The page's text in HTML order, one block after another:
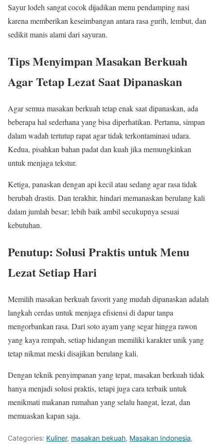
Sayur lodeh sangat cocok dijadikan menu pendamping nasi
karena memberikan keseimbangan antara rasa gurih, lembut, dan
sedikit manis alami dari sayuran.
Tips Menyimpan Masakan Berkuah
Agar Tetap Lezat Saat Dipanaskan
Agar semua masakan berkuah tetap enak saat dipanaskan, ada
beberapa hal sederhana yang bisa diperhatikan. Pertama, simpan
dalam wadah tertutup rapat agar tidak terkontaminasi udara.
Kedua, pisahkan bahan padat dan kuah jika memungkinkan
untuk menjaga tekstur.
Ketiga, panaskan dengan api kecil atau sedang agar rasa tidak
berubah drastis. Dan terakhir, hindari memanaskan berulang kali
dalam jumlah besar; lebih baik ambil secukupnya sesuai
kebutuhan.
Penutup: Solusi Praktis untuk Menu
Lezat Setiap Hari
Memilih masakan berkuah favorit yang mudah dipanaskan adalah
langkah cerdas untuk menjaga efisiensi di dapur tanpa
mengorbankan rasa. Dari soto ayam yang segar hingga rawon
yang kaya rempah, setiap hidangan memiliki karakter unik yang
tetap nikmat meski disajikan berulang kali.
Dengan teknik penyimpanan yang tepat, masakan berkuah tidak
hanya menjadi solusi praktis, tetapi juga cara terbaik untuk
menikmati makanan rumahan yang selalu hangat, lezat, dan
memuaskan kapan saja.
Categories: Kuliner, masakan bekuah, Masakan Indonesia,